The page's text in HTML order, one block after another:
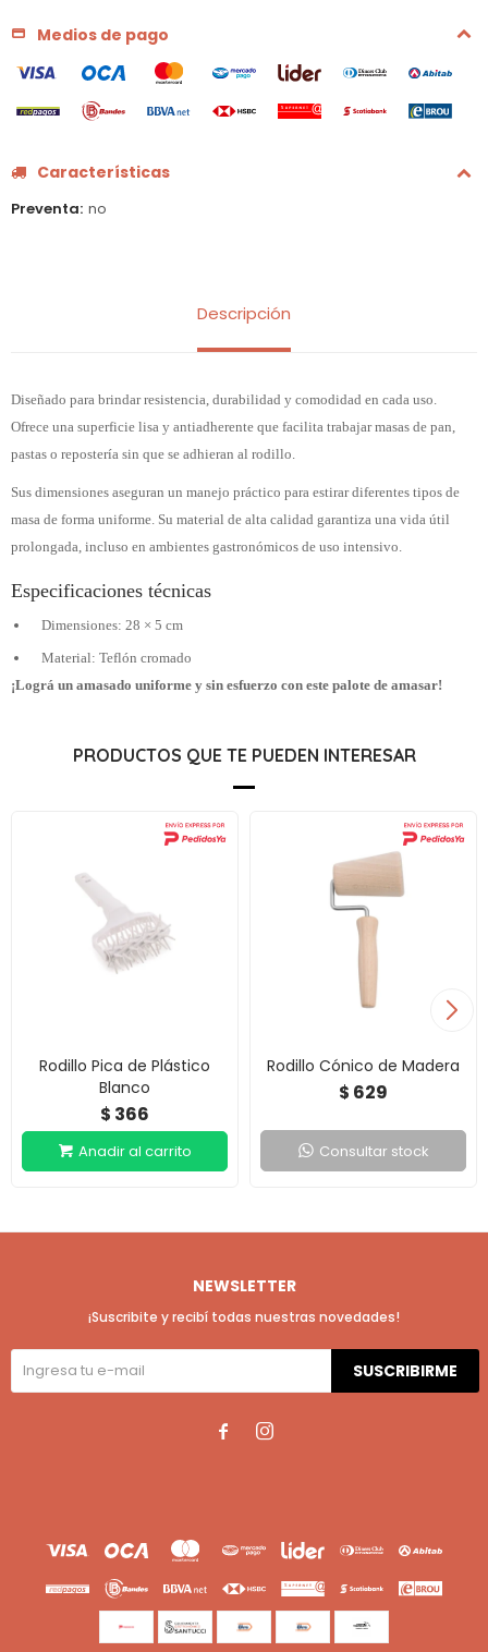
Medios de pago
Características
Preventa no
Descripción
Diseñado para brindar resistencia, durabilidad y comodidad en cada uso.
Ofrece una superficie lisa y antiadherente que facilita trabajar masas de pan,
pastas o repostería sin que se adhieran al rodillo.
Sus dimensiones aseguran un manejo práctico para estirar diferentes tipos de
masa de forma uniforme. Su material de alta calidad garantiza una vida útil
prolongada, incluso en ambientes gastronómicos de uso intensivo.
Especificaciones técnicas
Dimensiones: 28 × 5 cm
Material: Teflón cromado
¡Lográ un amasado uniforme y sin esfuerzo con este palote de amasar!
PRODUCTOS QUE TE PUEDEN INTERESAR
Rodillo Pica de Plástico
Blanco
$ 366
Rodillo Cónico de Madera
$ 629
Consultar stock
NEWSLETTER
¡Suscribite y recibí todas nuestras novedades!
SUSCRIBIRME
 